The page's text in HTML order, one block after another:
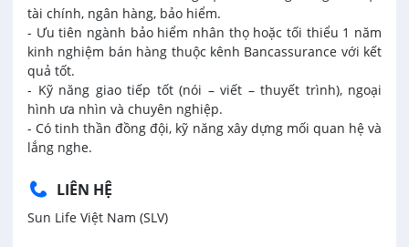
tài chính, ngân hàng, bảo hiểm.
- Ưu tiên ngành bảo hiểm nhân thọ hoặc tối thiểu 1 năm
kinh nghiệm bán hàng thuộc kênh Bancassurance với kết
quả tốt.
- Kỹ năng giao tiếp tốt (nói – viết – thuyết trình), ngoại
hình ưa nhìn và chuyên nghiệp.
- Có tinh thần đồng đội, kỹ năng xây dựng mối quan hệ và
lắng nghe.
LIÊN HỆ
Sun Life Việt Nam (SLV)